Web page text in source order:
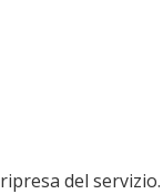
ripresa del servizio.